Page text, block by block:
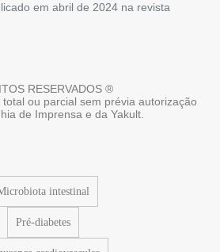
em abril de 2024 na revista
RESERVADOS ®
ou parcial sem prévia autorização
de Imprensa e da Yakult.
intestinal
Pré-diabetes